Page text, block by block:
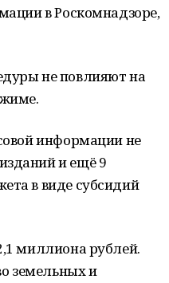
в Роскомнадзоре,
не повлияют на
информации не
и ещё 9
в виде субсидий
миллиона рублей.
земельных и